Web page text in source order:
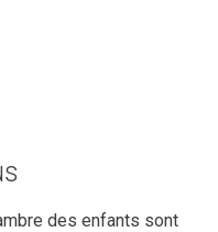
des enfants sont